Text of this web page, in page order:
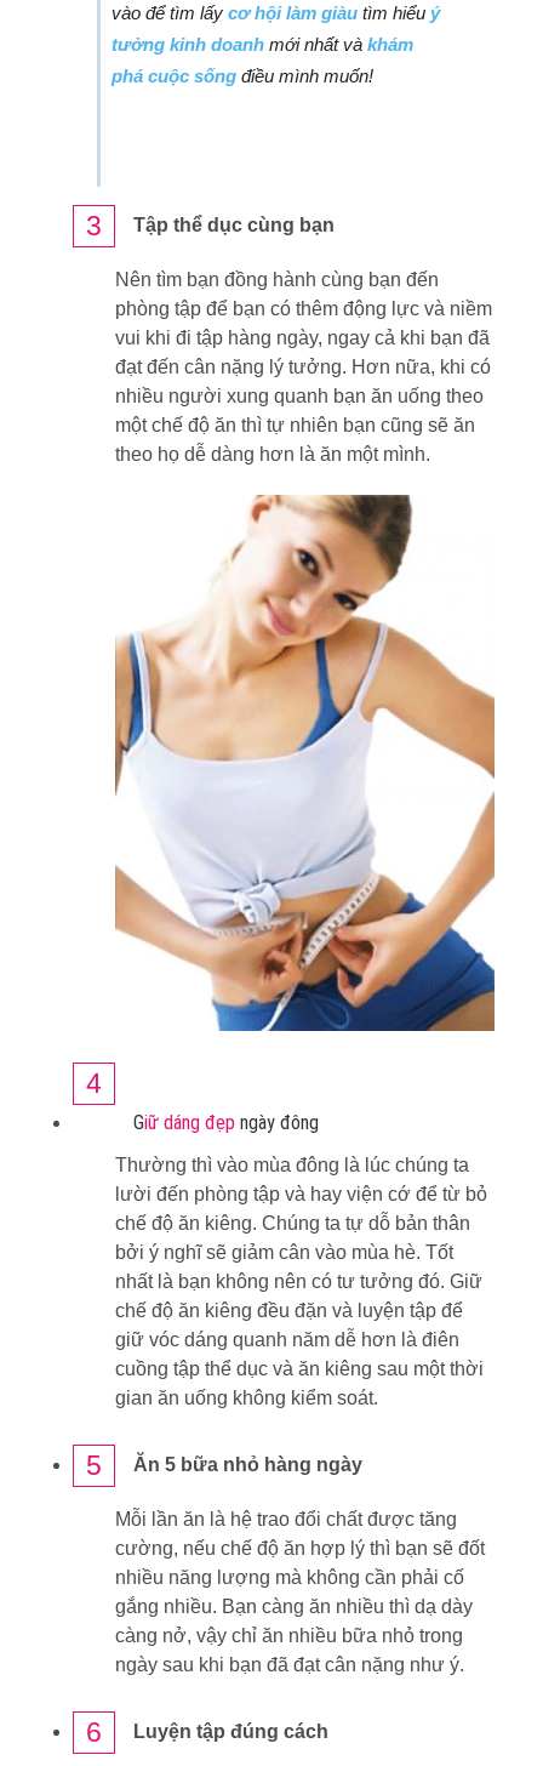
vào để tìm lấy cơ hội làm giàu tìm hiểu ý
tưởng kinh doanh mới nhất và khám
phá cuộc sống điều mình muốn!
3 Tập thể dục cùng bạn
Nên tìm bạn đồng hành cùng bạn đến
phòng tập để bạn có thêm động lực và niềm
vui khi đi tập hàng ngày, ngay cả khi bạn đã
đạt đến cân nặng lý tưởng. Hơn nữa, khi có
nhiều người xung quanh bạn ăn uống theo
một chế độ ăn thì tự nhiên bạn cũng sẽ ăn
theo họ dễ dàng hơn là ăn một mình.
4
Giữ dáng đẹp ngày đông
Thường thì vào mùa đông là lúc chúng ta
lười đến phòng tập và hay viện cớ để từ bỏ
chế độ ăn kiêng. Chúng ta tự dỗ bản thân
bởi ý nghĩ sẽ giảm cân vào mùa hè. Tốt
nhất là bạn không nên có tư tưởng đó. Giữ
chế độ ăn kiêng đều đặn và luyện tập để
giữ vóc dáng quanh năm dễ hơn là điên
cuồng tập thể dục và ăn kiêng sau một thời
gian ăn uống không kiểm soát.
5 Ăn 5 bữa nhỏ hàng ngày
Mỗi lần ăn là hệ trao đổi chất được tăng
cường, nếu chế độ ăn hợp lý thì bạn sẽ đốt
nhiều năng lượng mà không cần phải cố
gắng nhiều. Bạn càng ăn nhiều thì dạ dày
càng nở, vậy chỉ ăn nhiều bữa nhỏ trong
ngày sau khi bạn đã đạt cân nặng như ý.
6 Luyện tập đúng cách